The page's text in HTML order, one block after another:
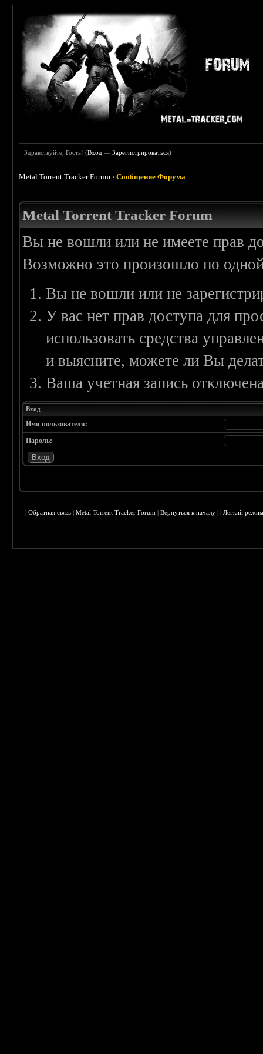
Здравствуйте, Гость! (Вход —Зарегистрироваться)
Metal Torrent Tracker Forum ›Сообщение Форума
Metal Torrent Tracker Forum
Вы не вошли или не имеете прав
Возможно это произошло по
Вы не вошли или не
У вас нет прав доступа для
использовать средства
и выясните, можете ли Вы
Ваша учетная запись
Вход
Имя пользователя:
Пароль:
|Обратная связь |Metal Torrent Tracker Forum |Вернуться к началу ||Лёгкий